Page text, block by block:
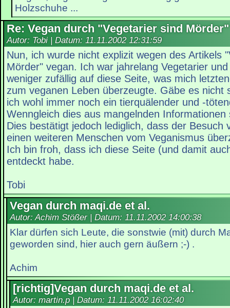
Holzschuhe ...
Re: Vegan durch "Vegetarier sind Mörder"
Autor: Tobi | Datum: 11.11.2002 12:31:59
Nun, ich wurde nicht explizit wegen des Artikels
Mörder" vegan. Ich war jahrelang Vegetarier
weniger zufällig auf diese Seite, was mich
zum veganen Leben überzeugte. Gäbe es nicht
ich wohl immer noch ein tierquälender und -
Wenngleich dies aus mangelnden
Dies bestätigt jedoch lediglich, dass der Besuch
einen weiteren Menschen vom Veganismus
Ich bin froh, dass ich diese Seite (und damit
entdeckt habe.
Tobi
Vegan durch maqi.de et al.
Autor: Achim Stößer | Datum: 11.11.2002 14:00:38
Klar dürfen sich Leute, die sonstwie (mit) durch
geworden sind, hier auch gern äußern ;-) .
Achim
[richtig]Vegan durch maqi.de et al.
Autor: martin.p | Datum: 11.11.2002 16:02:40